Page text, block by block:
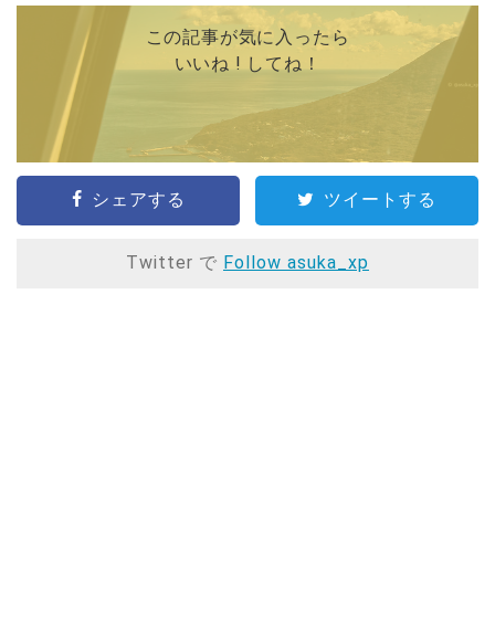
この記事が気に入ったら
いいね ! してね！
シェアする ツイートする
Twitter で Follow asuka_xp